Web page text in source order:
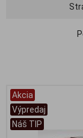
Akcia
Výpredaj
Náš TIP